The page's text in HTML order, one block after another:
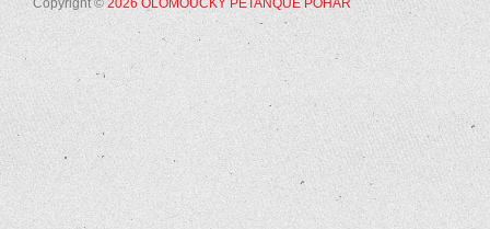
Copyright © 2026 OLOMOUCKÝ PÉTANQUE POHÁR